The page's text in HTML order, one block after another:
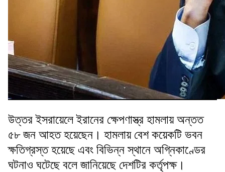
উত্তর ইসরায়েলে ইরানের ক্ষেপণাস্ত্র হামলায় অন্তত
৫৮ জন আহত হয়েছেন। হামলায় বেশ কয়েকটি ভবন
ক্ষতিগ্রস্ত হয়েছে এবং বিভিন্ন স্থানে অগ্নিকাণ্ডের
ঘটনাও ঘটেছে বলে জানিয়েছে দেশটির কর্তৃপক্ষ।